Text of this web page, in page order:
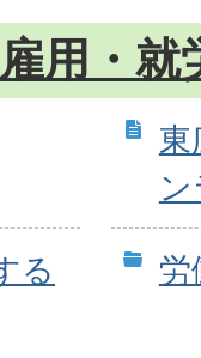
用・就
東
る
労